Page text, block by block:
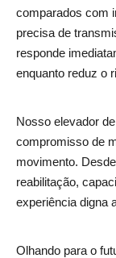
comparados com
precisa de
responde
enquanto reduz o
Nosso elevador
compromisso de
movimento.
reabilitação,
experiência digna
Olhando para o